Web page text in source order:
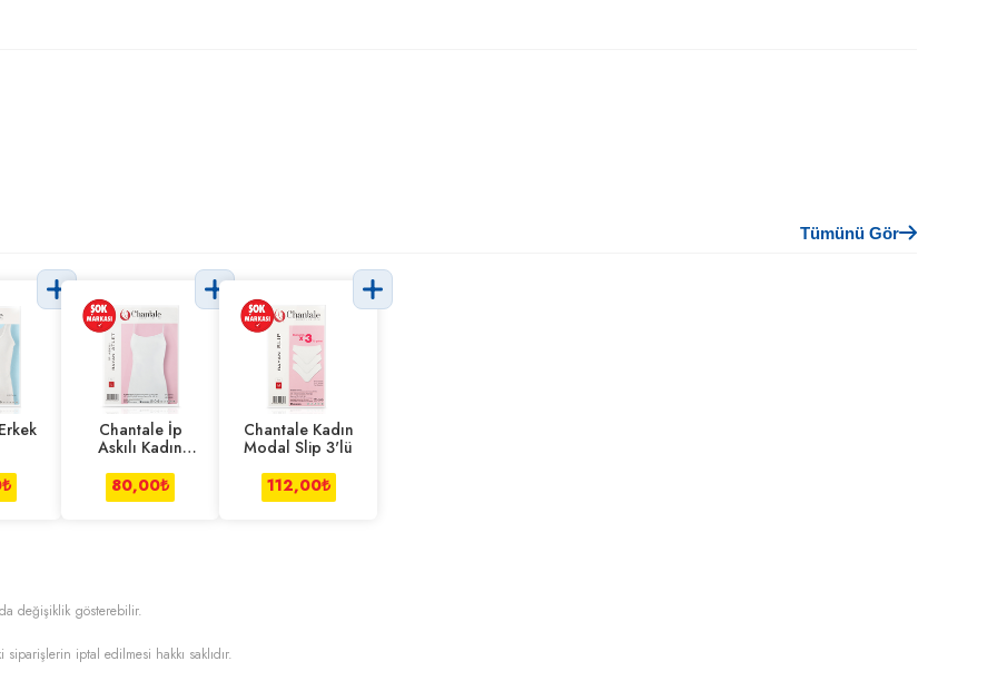
Tümünü Gör
₺
Chantale İp
Askılı Kadın
80,00₺
Chantale Kadın
Modal Slip 3'lü
112,00₺
değişiklik gösterebilir.
iptal edilmesi hakkı saklıdır.